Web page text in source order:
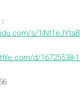
s/
d/16725538-